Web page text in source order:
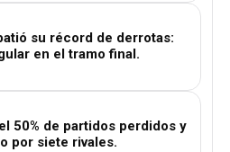
su récord de derrotas:
en el tramo final.
50% de partidos perdidos y
por siete rivales.